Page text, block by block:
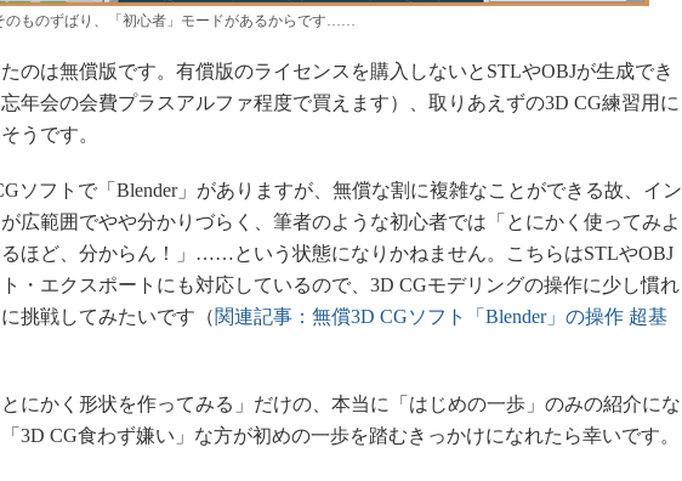
のものずばり、「初心者」モードがあるからです……
のは無償版です。有償版のライセンスを購入しないとSTLやOBJが生成でき
年会の会費プラスアルファ程度で買えます）、取りあえずの3D CG練習用に
うです。
ソフトで「Blender」がありますが、無償な割に複雑なことができる故、イン
広範囲でやや分かりづらく、筆者のような初心者では「とにかく使ってみよ
ほど、分からん！」……という状態になりかねません。こちらはSTLやOBJ
・エクスポートにも対応しているので、3D CGモデリングの操作に少し慣れ
挑戦してみたいです（関連記事：無償3D CGソフト「Blender」の操作 超基
にかく形状を作ってみる」だけの、本当に「はじめの一歩」のみの紹介にな
3D CG食わず嫌い」な方が初めの一歩を踏むきっかけになれたら幸いです。